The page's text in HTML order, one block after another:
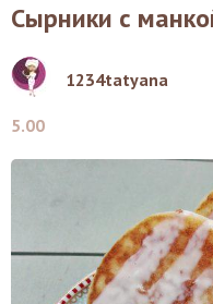
Сырники с
1234tatyana
5.00